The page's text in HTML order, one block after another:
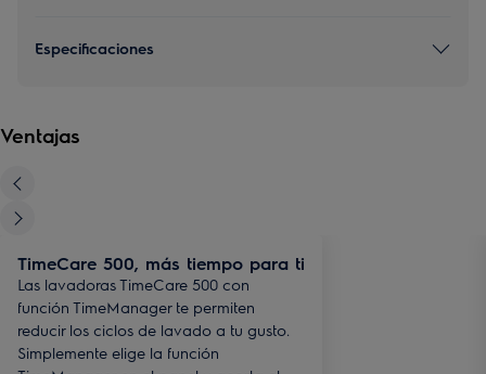
Especificaciones
Ventajas
TimeCare 500, más tiempo para ti
Las lavadoras TimeCare 500 con
función TimeManager te permiten
reducir los ciclos de lavado a tu gusto.
Simplemente elige la función